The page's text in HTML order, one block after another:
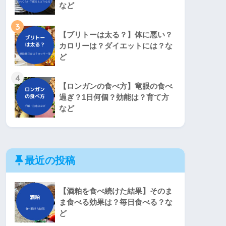
など
3
【ブリトーは太る？】体に悪い？
カロリーは？ダイエットには？な
ど
4
【ロンガンの食べ方】竜眼の食べ
過ぎ？1日何個？効能は？育て方
など
最近の投稿
【酒粕を食べ続けた結果】そのま
ま食べる効果は？毎日食べる？な
ど